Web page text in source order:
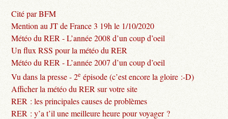
Cité par BFM
Mention au JT de France 3 19h le 1/10/2020
Météo du RER - L’année 2008 d’un coup d’oeil
Un flux RSS pour la météo du RER
Météo du RER - L’année 2007 d’un coup d’oeil
Vu dans la presse - 2e épisode (c’est encore la gloire :-D)
Afficher la météo du RER sur votre site
RER : les principales causes de problèmes
RER : y’a t’il une meilleure heure pour voyager ?